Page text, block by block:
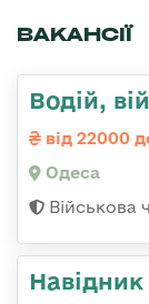
ВАКАНСІЇ
Водій,
від 22000
Одеса
Військова
Навідник